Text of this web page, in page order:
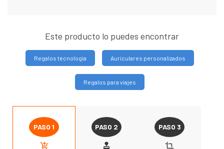
Este producto lo puedes encontrar
Regalos tecnología Auriculares personalizados
Regalos para viajes